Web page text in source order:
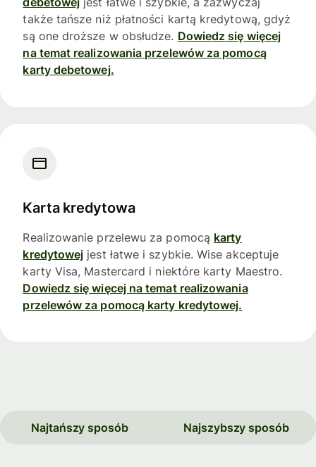
także tańsze niż płatności kartą kredytową, gdyż
są one droższe w obsłudze. Dowiedz się więcej
na temat realizowania przelewów za pomocą
karty debetowej.
Karta kredytowa
Realizowanie przelewu za pomocą karty
kredytowej jest łatwe i szybkie. Wise akceptuje
karty Visa, Mastercard i niektóre karty Maestro.
Dowiedz się więcej na temat realizowania
przelewów za pomocą karty kredytowej.
Najtańszy sposób Najszybszy sposób